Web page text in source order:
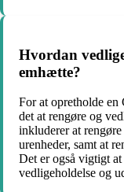
Hvordan
emhætte?
For at opretholde en
det at rengøre og
inkluderer at
urenheder, samt at
Det er også vigtigt
vedligeholdelse og